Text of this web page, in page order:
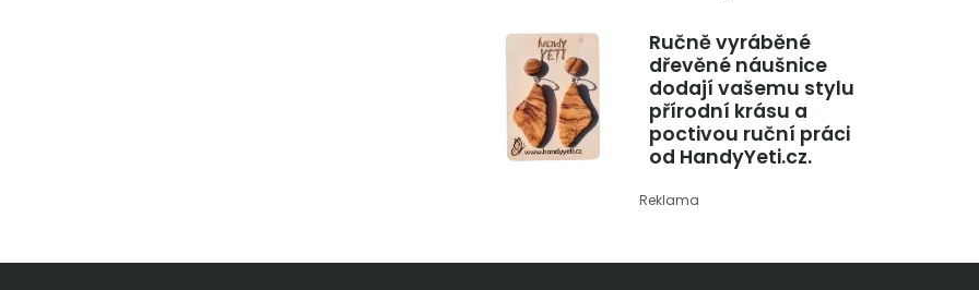
Ručně vyráběné
dřevěné náušnice
dodají vašemu stylu
přírodní krásu a
poctivou ruční práci
od HandyYeti.cz.
Reklama